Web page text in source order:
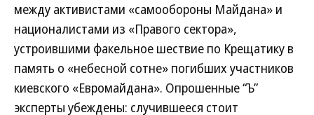
между активистами «самообороны Майдана» и
националистами из «Правого сектора»,
устроившими факельное шествие по Крещатику в
память о «небесной сотне» погибших участников
киевского «Евромайдана». Опрошенные “Ъ”
эксперты убеждены: случившееся стоит